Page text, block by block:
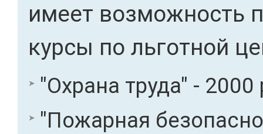
имеет возможность
курсы по льготной
"Охрана труда" - 2000
"Пожарная